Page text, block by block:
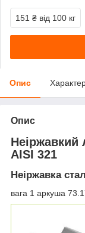
151 ₴ від 100 кг
Опис
Опис
Неіржавкий
AISI 321
Неіржавка
вага 1 аркуша